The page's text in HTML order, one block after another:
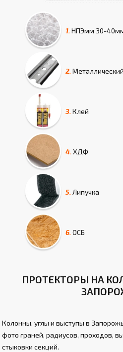
1. НПЭмм 30-
2.
3. Клей
4. ХДФ
5. Липучка
6. ОСБ
ПРОТЕКТОРЫ НА
Колонны, углы и выступы в
фото граней, радиусов, проходов,
стыковки секций.